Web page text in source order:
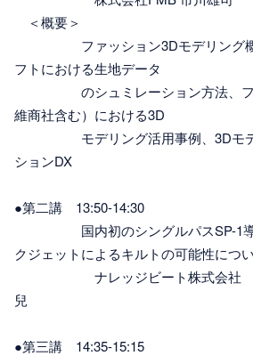
＜概要＞
ファッション3Dモデリング概
フトにおける生地データ
のシュミレーション方法、ファ
維商社含む）における3D
モデリング活用事例、3Dモデ
ションDX
●第二講 13:50-14:30
国内初のシングルパスSP-1導
クジェットによるキルトの可能性につい
ナレッジビート株式会社 代
兒
●第三講 14:35-15:15